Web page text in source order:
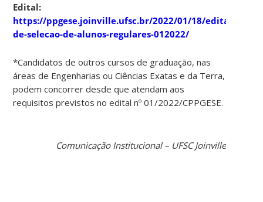
Edital:
https://ppgese.joinville.ufsc.br/2022/01/18/edital-
de-selecao-de-alunos-regulares-012022/
*Candidatos de outros cursos de graduação, nas
áreas de Engenharias ou Ciências Exatas e da Terra,
podem concorrer desde que atendam aos
requisitos previstos no edital nº 01/2022/CPPGESE.
Comunicação Institucional – UFSC Joinville